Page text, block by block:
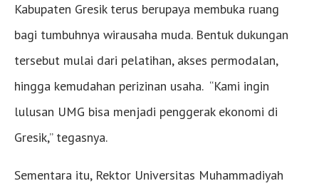
Kabupaten Gresik terus berupaya membuka ruang
bagi tumbuhnya wirausaha muda. Bentuk dukungan
tersebut mulai dari pelatihan, akses permodalan,
hingga kemudahan perizinan usaha. “Kami ingin
lulusan UMG bisa menjadi penggerak ekonomi di
Gresik,” tegasnya.
Sementara itu, Rektor Universitas Muhammadiyah